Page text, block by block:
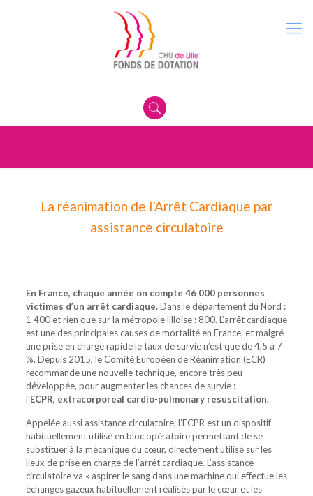
La réanimation de l’Arrêt Cardiaque par
assistance circulatoire
En France, chaque année on compte 46 000 personnes
victimes d’un arrêt cardiaque.Dans le département du Nord :
1 400 et rien que sur la métropole lilloise : 800. L’arrêt cardiaque
est une des principales causes de mortalité en France, et malgré
une prise en charge rapide le taux de survie n’est que de 4,5 à 7
%. Depuis 2015, le Comité Européen de Réanimation (ECR)
recommande une nouvelle technique, encore très peu
développée, pour augmenter les chances de survie :
l’ECPR, extracorporeal cardio-pulmonary resuscitation.
Appelée aussi assistance circulatoire, l’ECPR est un dispositif
habituellement utilisé en bloc opératoire permettant de se
substituer à la mécanique du cœur, directement utilisé sur les
lieux de prise en charge de l’arrêt cardiaque. L’assistance
circulatoire va « aspirer le sang dans une machine qui effectue les
échanges gazeux habituellement réalisés par le cœur et les